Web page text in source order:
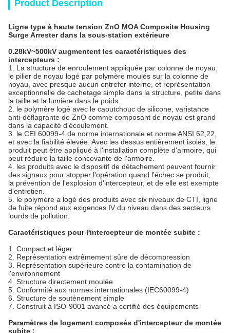
Product Description
Ligne type à haute tension ZnO MOA Composite Housing
Surge Arrester dans la sous-station extérieure
0.28kV~500kV augmentent les caractéristiques des
intercepteurs :
1. La structure de enroulement appliquée par colonne de noyau,
le pilier de noyau logé par polymère moulés sur la colonne de
noyau, avec presque aucun entrefer interne, et représentation
exceptionnelle de cachetage simple dans la structure, petite dans
la taille et la lumière dans le poids.
2. le polymère logé avec le caoutchouc de silicone, varistance
anti-déflagrante de ZnO comme composant de noyau est grand
dans la capacité d'écoulement.
3. le CEI 60099-4 de norme internationale et norme ANSI 62,22,
et avec la fiabilité élevée. Avec les dessus entièrement isolés, le
produit peut être appliqué à l'installation complète d'armoire, qui
peut réduire la taille concevante de l'armoire.
4. les produits avec le dispositif de détachement peuvent fournir
des signaux pour stopper l'opération quand l'échec se produit,
la prévention de l'explosion d'intercepteur, et de elle est exempte
d'entretien.
5. le polymère a logé des produits avec six niveaux de CTI, ligne
de fuite répond aux exigences IV du niveau dans des secteurs
lourds de pollution.
Caractéristiques pour l'intercepteur de montée subite :
1. Compact et léger
2. Représentation extrêmement sûre de décompression
3. Représentation supérieure contre la contamination de
l'environnement
4. Structure directement moulée
5. Conformité aux normes internationales (IEC60099-4)
6. Structure de soutènement simple
7. Construit à ISO-9001 avancé a certifié des équipements
Paramètres de logement composés d'intercepteur de montée
subite :